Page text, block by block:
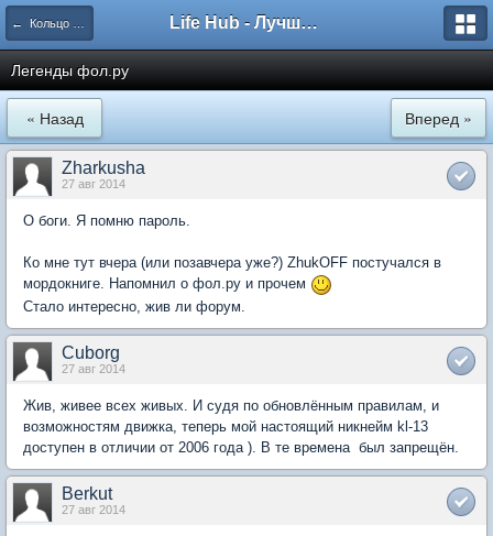
← Кольцо Времени Life Hub - Лучшие компьютерные игры мира
Легенды фол.ру
« Назад Вперед »
Zharkusha
27 авг 2014
О боги. Я помню пароль.
Ко мне тут вчера (или позавчера уже?) ZhukOFF постучался в
мордокниге. Напомнил о фол.ру и прочем
Стало интересно, жив ли форум.
Cuborg
27 авг 2014
Жив, живее всех живых. И судя по обновлённым правилам, и
возможностям движка, теперь мой настоящий никнейм kl-13
доступен в отличии от 2006 года ). В те времена  был запрещён.
Berkut
27 авг 2014